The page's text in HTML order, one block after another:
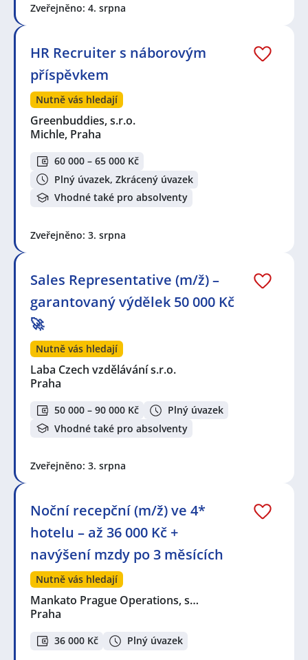
Zveřejněno: 4. srpna
HR Recruiter s náborovým
příspěvkem
Nutně vás hledají
Greenbuddies, s.r.o.
Michle, Praha
60 000 – 65 000 Kč
Plný úvazek, Zkrácený úvazek
Vhodné také pro absolventy
Zveřejněno: 3. srpna
Sales Representative (m/ž) –
garantovaný výdělek 50 000 Kč
🚀
Nutně vás hledají
Laba Czech vzdělávání s.r.o.
Praha
50 000 – 90 000 Kč
Plný úvazek
Vhodné také pro absolventy
Zveřejněno: 3. srpna
Noční recepční (m/ž) ve 4*
hotelu – až 36 000 Kč +
navýšení mzdy po 3 měsících
Nutně vás hledají
Mankato Prague Operations, s…
Praha
36 000 Kč Plný úvazek